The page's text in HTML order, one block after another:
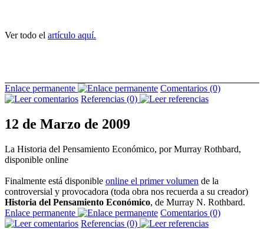
Ver todo el artículo aquí.
Enlace permanente
Comentarios (0)
Referencias (0)
12 de Marzo de 2009
La Historia del Pensamiento Económico, por Murray Rothbard,
disponible online
Finalmente está disponible online el primer volumen de la
controversial y provocadora (toda obra nos recuerda a su creador)
Historia del Pensamiento Económico, de Murray N. Rothbard.
Enlace permanente
Comentarios (0)
Referencias (0)